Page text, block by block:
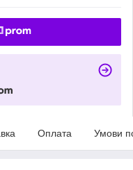
Оплата Умови